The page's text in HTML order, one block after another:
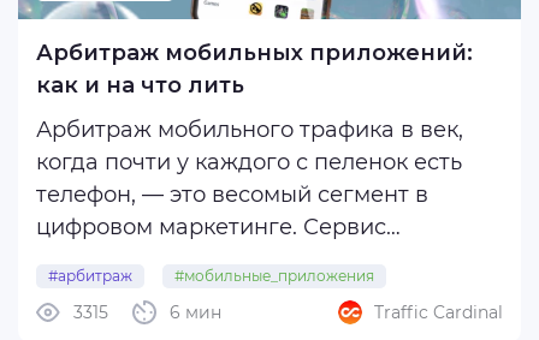
Арбитраж мобильных приложений:
как и на что лить
Арбитраж мобильного трафика в век,
когда почти у каждого с пеленок есть
телефон, — это весомый сегмент в
цифровом маркетинге. Сервис
Are Social и платформа медиааналитики
Meltwater предоставили ежегодный
#арбитраж #мобильные_приложения
6 мин
3315 Traffic Cardinal